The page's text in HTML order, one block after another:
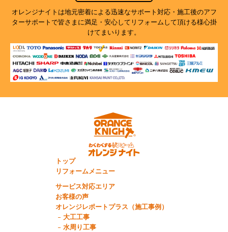
オレンジナイトは地元密着による迅速なサポート対応・施工後のアフ
ターサポートで皆さまに満足・安心してリフォームして頂ける様心掛
けてまいります。
トップ
リフォームメニュー
サービス対応エリア
お客様の声
オレンジレポートプラス（施工事例）
大工工事
水周り工事